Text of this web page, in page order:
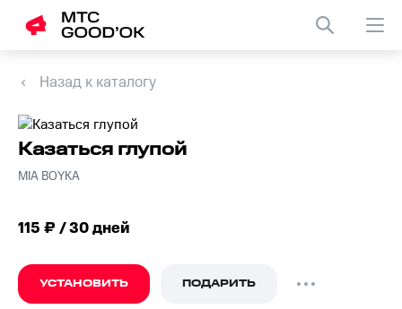
Назад к каталогу
Казаться глупой
MIA BOYKA
115 ₽ / 30 дней
УСТАНОВИТЬ ПОДАРИТЬ